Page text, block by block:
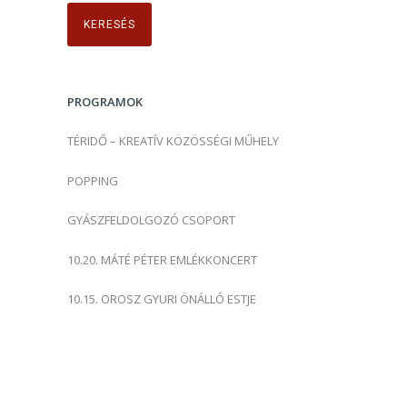
s
:PROGRAMOK
TÉRIDŐ – KREATÍV KÖZÖSSÉGI MŰHELY
POPPING
GYÁSZFELDOLGOZÓ CSOPORT
10.20. MÁTÉ PÉTER EMLÉKKONCERT
10.15. OROSZ GYURI ÖNÁLLÓ ESTJE